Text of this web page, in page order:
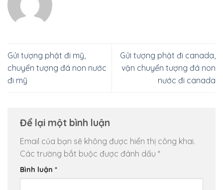
Gửi tượng phật đi mỹ,
chuyển tượng đá non nước
đi mỹ
Gửi tượng phật đi canada,
vận chuyển tượng đá non
nước đi canada
Để lại một bình luận
Email của bạn sẽ không được hiển thị công khai.
Các trường bắt buộc được đánh dấu *
Bình luận *